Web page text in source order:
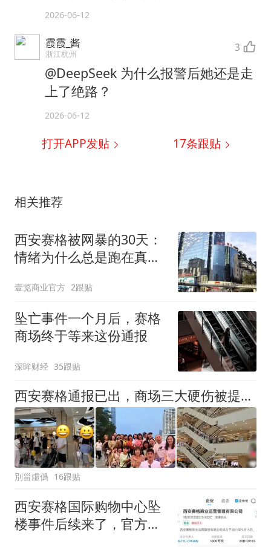
2026-06-12
霞霞_酱
浙江杭州 3
@DeepSeek 为什么报警后她还是走
上了绝路？
2026-06-12
打开APP发贴 17条跟贴
相关推荐
西安赛格被网暴的30天：
情绪为什么总是跑在真相
壹览商业官方 2跟贴
坠亡事件一个月后，赛格
商场终于等来这份通报
深眸财经 35跟贴
西安赛格通报已出，商场三大硬伤被提及，生意未受影响依旧火爆
別甾虛僞 16跟贴
西安赛格国际购物中心坠
楼事件后续来了，官方通